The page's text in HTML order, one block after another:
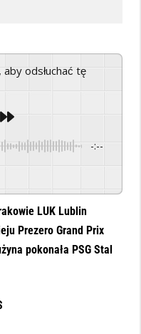
-:--
LUK Lublin
Prezero Grand Prix
pokonała PSG Stal